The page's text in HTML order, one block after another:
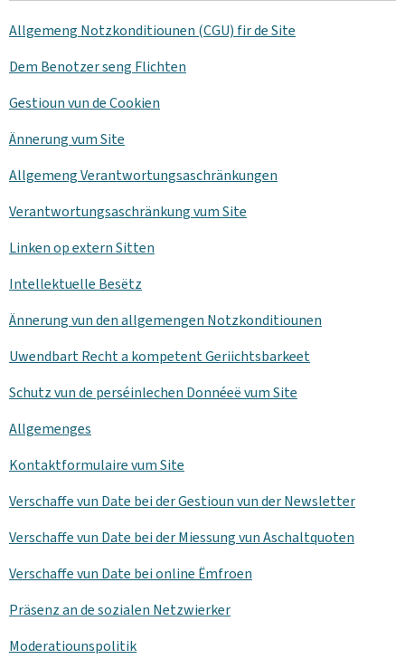
Allgemeng Notzkonditiounen (CGU) fir de Site
Dem Benotzer seng Flichten
Gestioun vun de Cookien
Ännerung vum Site
Allgemeng Verantwortungsaschränkungen
Verantwortungsaschränkung vum Site
Linken op extern Sitten
Intellektuelle Besëtz
Ännerung vun den allgemengen Notzkonditiounen
Uwendbart Recht a kompetent Geriichtsbarkeet
Schutz vun de perséinlechen Donnéeë vum Site
Allgemenges
Kontaktformulaire vum Site
Verschaffe vun Date bei der Gestioun vun derNewsletter
Verschaffe vun Date bei der Miessung vun Aschaltquoten
Verschaffe vun Date bei online Ëmfroen
Präsenz an de sozialen Netzwierker
Moderatiounspolitik